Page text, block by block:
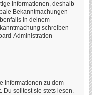
Informationen, deshalb
Bekanntmachungen
in deinem
schreiben
Administration
Informationen zu dem
Du solltest sie stets lesen.